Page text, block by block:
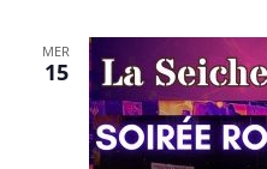
MER
15